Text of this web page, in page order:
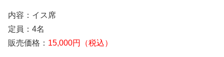
内容：イス席
定員：4名
販売価格： 15,000円（税込）